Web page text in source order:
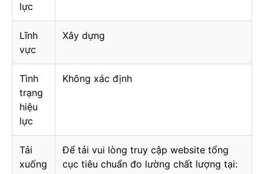
lực
Lĩnh
vực
Xây dựng
Tình
trạng
hiệu
lực
Không xác định
Tải
xuống
Để tải vui lòng truy cập website tổng
cục tiêu chuẩn đo lường chất lượng tại: